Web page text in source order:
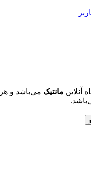
مانتیک می‌باشد و هر